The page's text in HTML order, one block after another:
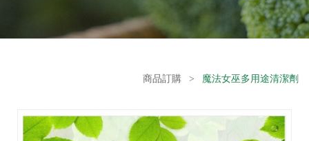
商品訂購 > 魔法女巫多用途清潔劑